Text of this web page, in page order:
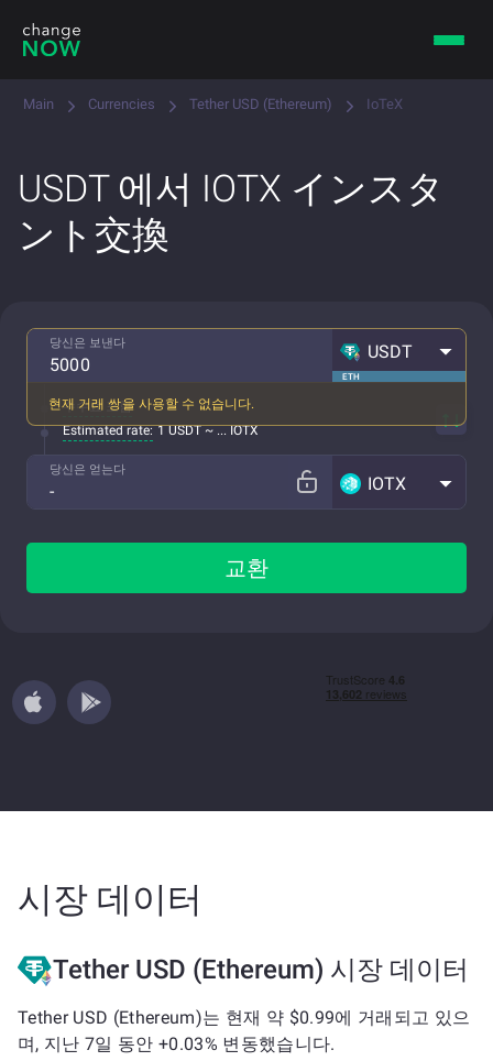
Main Currencies Tether USD (Ethereum) IoTeX
USDT 에서 IOTX インスタ
ント交換
당신은 보낸다
ETH
USDT
현재 거래 쌍을 사용할 수 없습니다.
수수료 포함
Estimated rate: 1 USDT ~ ... IOTX
당신은 얻는다
IOTX
교환
시장 데이터
Tether USD (Ethereum) 시장 데이터
Tether USD (Ethereum)는 현재 약 $0.99에 거래되고 있으
며, 지난 7일 동안 +0.03% 변동했습니다.